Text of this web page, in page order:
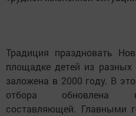
Традиция праздновать
площадке детей из разных
заложена в 2000 году. В
отбора обновлена
составляющей. Главными